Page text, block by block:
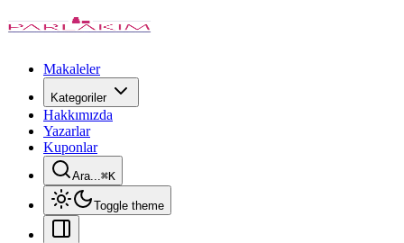
Makaleler
Kategoriler
Hakkımızda
Yazarlar
Kuponlar
Ara...⌘K
Toggle theme